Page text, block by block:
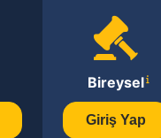
Bireysel
Giriş Yap